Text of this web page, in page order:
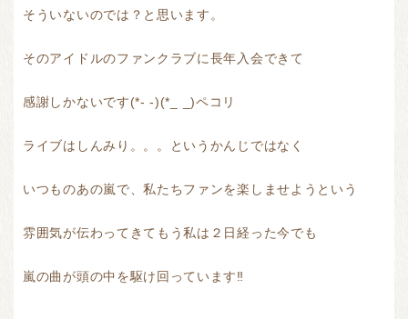
そういないのでは？と思います。
そのアイドルのファンクラブに長年入会できて
感謝しかないです(*- -)(*_ _)ペコリ
ライブはしんみり。。。というかんじではなく
いつものあの嵐で、私たちファンを楽しませようという
雰囲気が伝わってきてもう私は２日経った今でも
嵐の曲が頭の中を駆け回っています‼